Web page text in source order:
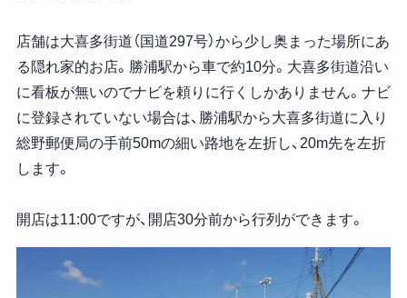
店舗は大喜多街道（国道297号）から少し奥まった場所にあ
る隠れ家的お店。勝浦駅から車で約10分。大喜多街道沿い
に看板が無いのでナビを頼りに行くしかありません。ナビ
に登録されていない場合は、勝浦駅から大喜多街道に入り
総野郵便局の手前50mの細い路地を左折し、20m先を左折
します。
開店は11:00ですが、開店30分前から行列ができます。